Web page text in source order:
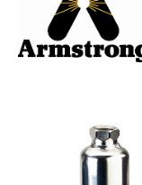
Bildergalerie